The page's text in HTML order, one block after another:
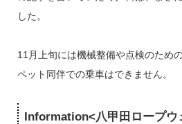
した。
11月上旬には機械整備や点検のため
ペット同伴での乗車はできません。
Information<八甲田ロープウ